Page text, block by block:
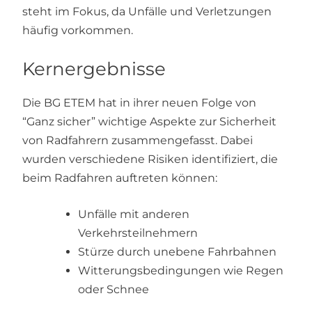
steht im Fokus, da Unfälle und Verletzungen
häufig vorkommen.
Kernergebnisse
Die BG ETEM hat in ihrer neuen Folge von
“Ganz sicher” wichtige Aspekte zur Sicherheit
von Radfahrern zusammengefasst. Dabei
wurden verschiedene Risiken identifiziert, die
beim Radfahren auftreten können:
Unfälle mit anderen
Verkehrsteilnehmern
Stürze durch unebene Fahrbahnen
Witterungsbedingungen wie Regen
oder Schnee